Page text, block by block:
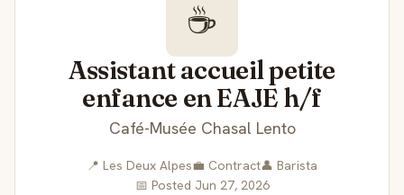
☕
Assistant accueil petite
enfance en EAJE h/f
Café-Musée Chasal Lento
📍 Les Deux Alpes💼 Contract👤 Barista
📅 Posted Jun 27, 2026